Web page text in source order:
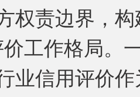
权责边界，
工作格局。
业信用评价